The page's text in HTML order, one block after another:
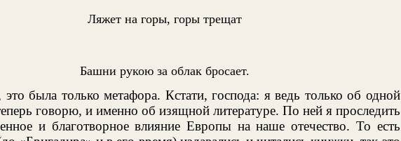
Ляжет на горы, горы трещат
Башни рукою за облак бросает.
была только метафора. Кстати, господа: я ведь только об одной
говорю, и именно об изящной литературе. По ней я проследить
и благотворное влияние Европы на наше отечество. То есть